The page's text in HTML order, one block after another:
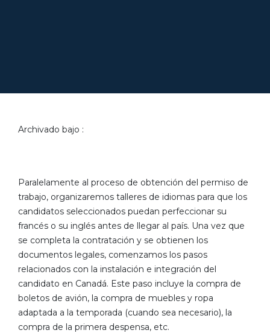
Archivado bajo :
Paralelamente al proceso de obtención del permiso de
trabajo, organizaremos talleres de idiomas para que los
candidatos seleccionados puedan perfeccionar su
francés o su inglés antes de llegar al país. Una vez que
se completa la contratación y se obtienen los
documentos legales, comenzamos los pasos
relacionados con la instalación e integración del
candidato en Canadá. Este paso incluye la compra de
boletos de avión, la compra de muebles y ropa
adaptada a la temporada (cuando sea necesario), la
compra de la primera despensa, etc.